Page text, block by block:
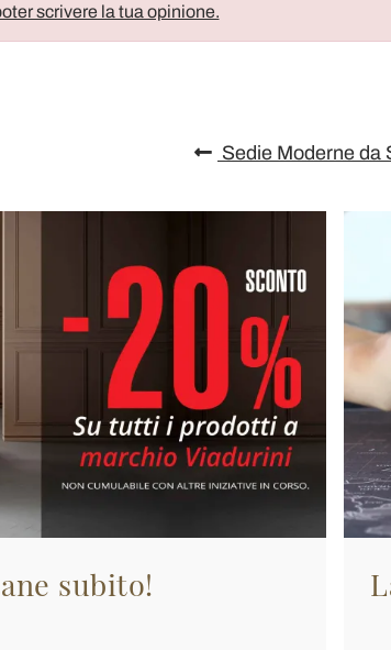
scrivere la tua opinione.
Sedie Moderne da
subito!